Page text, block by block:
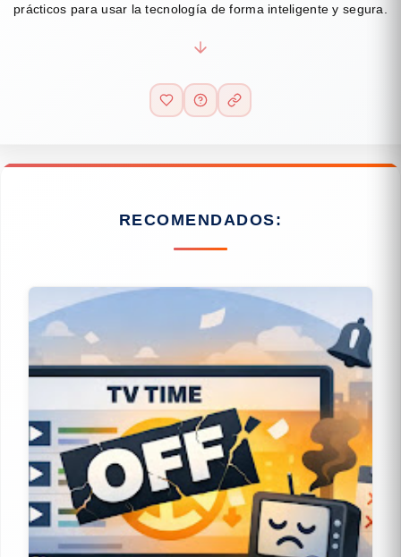
prácticos para usar la tecnología de forma inteligente y segura.
RECOMENDADOS: